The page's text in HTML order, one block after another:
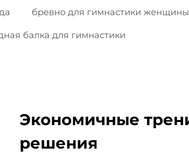
бревно для гимнастики женщины
балка для гимнастики
Экономичные
решения